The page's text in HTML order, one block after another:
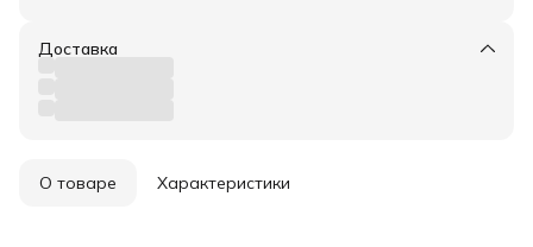
Доставка
О товаре Характеристики